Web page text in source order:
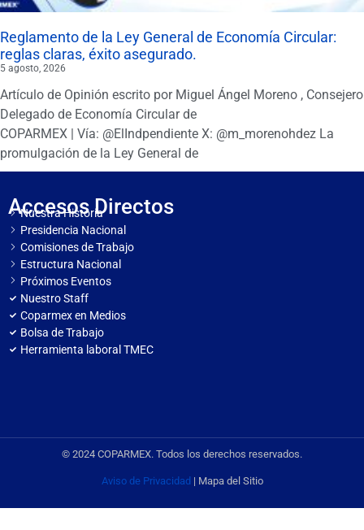
Reglamento de la Ley General de Economía Circular:
reglas claras, éxito asegurado.
5 agosto, 2026
Artículo de Opinión escrito por Miguel Ángel Moreno , Consejero
Delegado de Economía Circular de
COPARMEX | Vía: @ElIndpendiente X: @m_morenohdez La
promulgación de la Ley General de
Accesos Directos
Nuestra Historia
Presidencia Nacional
Comisiones de Trabajo
Estructura Nacional
Próximos Eventos
Nuestro Staff
Coparmex en Medios
Bolsa de Trabajo
Herramienta laboral TMEC
© 2024 COPARMEX. Todos los derechos reservados.
Aviso de Privacidad| Mapa del Sitio